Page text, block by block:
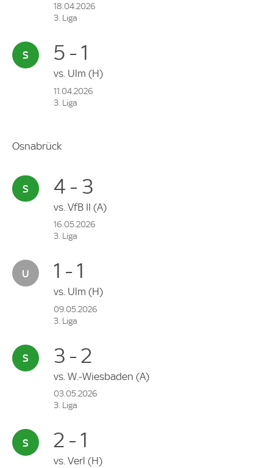
18.04.2026
3. Liga
5 - 1
vs. Ulm (H)
11.04.2026
3. Liga
Osnabrück
4 - 3
vs. VfB II (A)
16.05.2026
3. Liga
1 - 1
vs. Ulm (H)
09.05.2026
3. Liga
3 - 2
vs. W.-Wiesbaden (A)
03.05.2026
3. Liga
2 - 1
vs. Verl (H)